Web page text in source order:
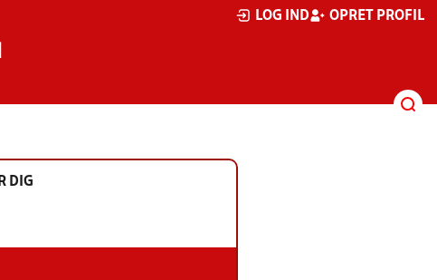
LOG IND OPRET PROFIL
DIG